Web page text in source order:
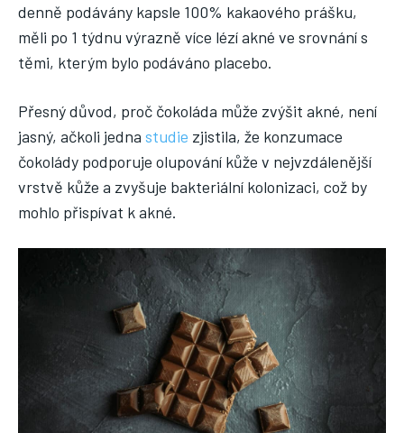
denně podávány kapsle 100% kakaového prášku,
měli po 1 týdnu výrazně více lézí akné ve srovnání s
těmi, kterým bylo podáváno placebo.
Přesný důvod, proč čokoláda může zvýšit akné, není
jasný, ačkoli jedna studie zjistila, že konzumace
čokolády podporuje olupování kůže v nejvzdálenější
vrstvě kůže a zvyšuje bakteriální kolonizaci, což by
mohlo přispívat k akné.